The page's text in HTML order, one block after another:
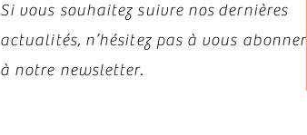
Si vous souhaitez suivre nos dernières
actualités, n’hésitez pas à vous abonner
à notre newsletter.